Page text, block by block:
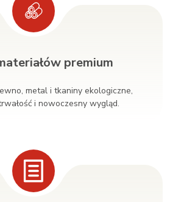
premium
metal i tkaniny ekologiczne,
i nowoczesny wygląd.